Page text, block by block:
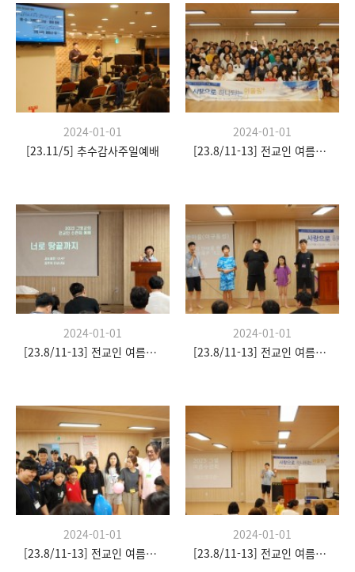
2024-01-01
[23.11/5] 추수감사주일예배
2024-01-01
[23.8/11-13] 전교인 여름수련회
2024-01-01
[23.8/11-13] 전교인 여름수련회
2024-01-01
[23.8/11-13] 전교인 여름수련회
2024-01-01
[23.8/11-13] 전교인 여름수련회
2024-01-01
[23.8/11-13] 전교인 여름수련회